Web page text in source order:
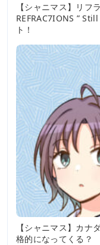
【シャニマス】リ
REFRAC7IONS ”
ト！
【シャニマス】カナ
格的になってくる？